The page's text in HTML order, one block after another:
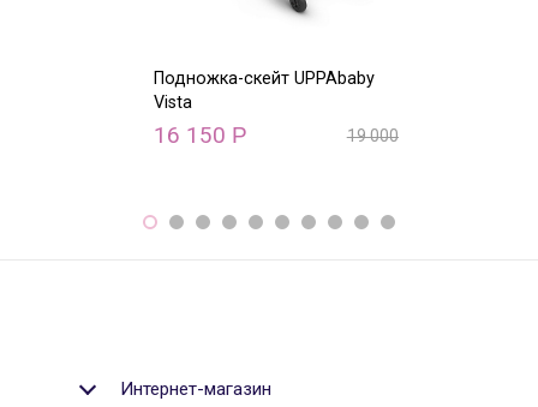
Подножка-скейт UPPAbaby
Vista
16 150 Р 19 000
Интернет-магазин